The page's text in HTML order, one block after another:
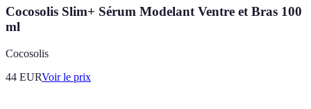
Cocosolis Slim+ Sérum Modelant Ventre et Bras 100
ml
Cocosolis
44 EURVoir le prix